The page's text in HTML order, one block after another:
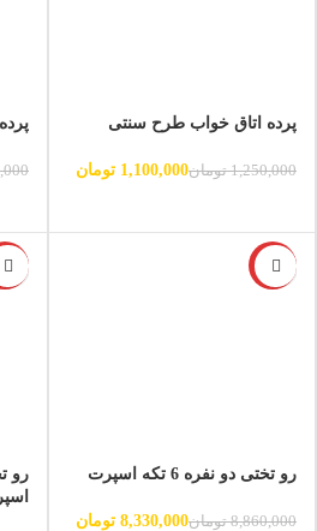
پرده اتاق خواب طرح سنتی
1,250,000 تومان1,100,000 تومان
-6%
رو تختی دو نفره 6 تکه اسپرت
8,860,000 تومان8,330,000 تومان
-6%
رو